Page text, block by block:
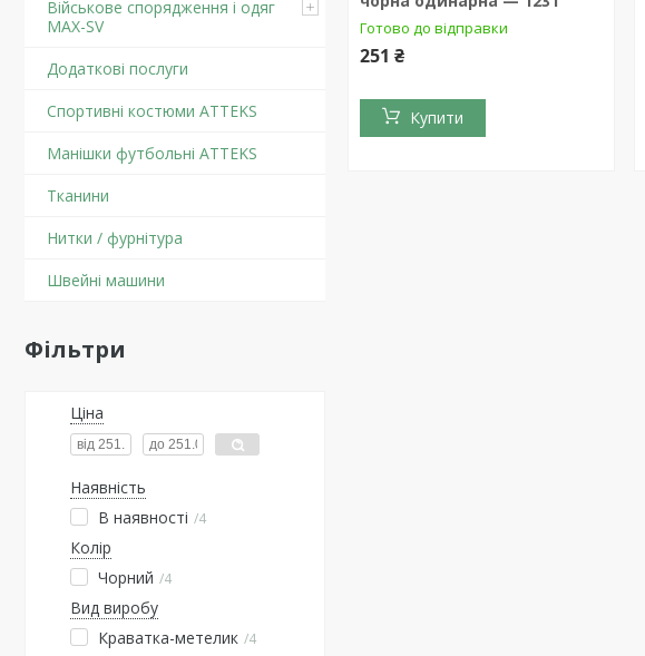
Військове спорядження і одяг
MAX-SV
Додаткові послуги
Спортивні костюми ATTEKS
Манішки футбольні ATTEKS
Тканини
Нитки / фурнітура
Швейні машини
Фільтри
Ціна
Наявність
В наявності
4
Колір
Чорний
4
Вид виробу
Краватка-метелик 4
Готово до відправки
251 ₴
Купити